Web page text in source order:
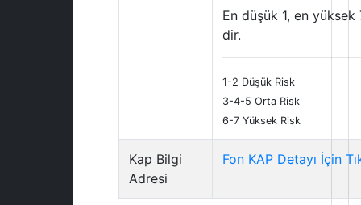
En düşük 1, en yüksek
dir.
1-2 Düşük Risk
3-4-5 Orta Risk
6-7 Yüksek Risk
Kap Bilgi
Adresi
Fon KAP Detayı İçin